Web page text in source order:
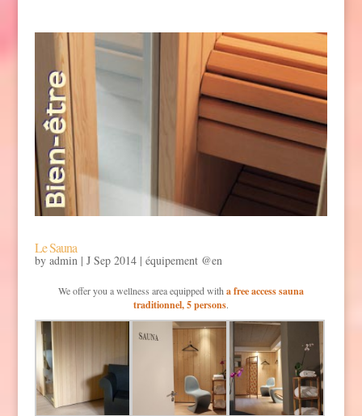
Le Sauna
by admin| J Sep 2014| équipement @en
We offer you a wellness area equipped with a free access sauna
traditionnel, 5 persons.